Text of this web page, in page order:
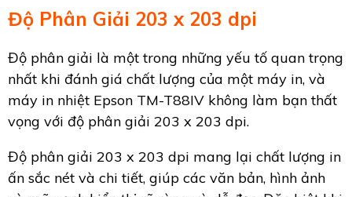
Độ Phân Giải 203 x 203 dpi
Độ phân giải là một trong những yếu tố quan trọng
nhất khi đánh giá chất lượng của một máy in, và
máy in nhiệt Epson TM-T88IV không làm bạn thất
vọng với độ phân giải 203 x 203 dpi.
Độ phân giải 203 x 203 dpi mang lại chất lượng in
ấn sắc nét và chi tiết, giúp các văn bản, hình ảnh